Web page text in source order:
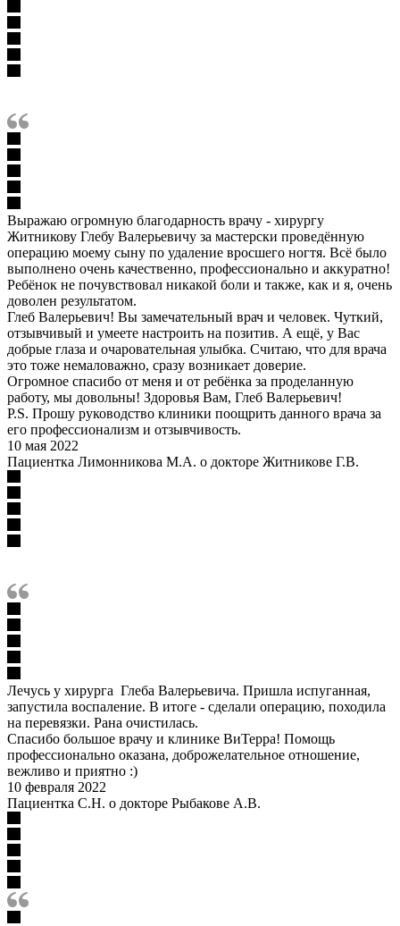
Выражаю огромную благодарность врачу - хирургу
Житникову Глебу Валерьевичу за мастерски проведённую
операцию моему сыну по удаление вросшего ногтя. Всё было
выполнено очень качественно, профессионально и аккуратно!
Ребёнок не почувствовал никакой боли и также, как и я, очень
доволен результатом.
Глеб Валерьевич! Вы замечательный врач и человек. Чуткий,
отзывчивый и умеете настроить на позитив. А ещё, у Вас
добрые глаза и очаровательная улыбка. Считаю, что для врача
это тоже немаловажно, сразу возникает доверие.
Огромное спасибо от меня и от ребёнка за проделанную
работу, мы довольны! Здоровья Вам, Глеб Валерьевич!
P.S. Прошу руководство клиники поощрить данного врача за
его профессионализм и отзывчивость.
10 мая 2022
Пациентка Лимонникова М.А. о докторе Житникове Г.В.
Лечусь у хирурга Глеба Валерьевича. Пришла испуганная,
запустила воспаление. В итоге - сделали операцию, походила
на перевязки. Рана очистилась.
Спасибо большое врачу и клинике ВиТерра! Помощь
профессионально оказана, доброжелательное отношение,
вежливо и приятно :)
10 февраля 2022
Пациентка С.Н. о докторе Рыбакове А.В.